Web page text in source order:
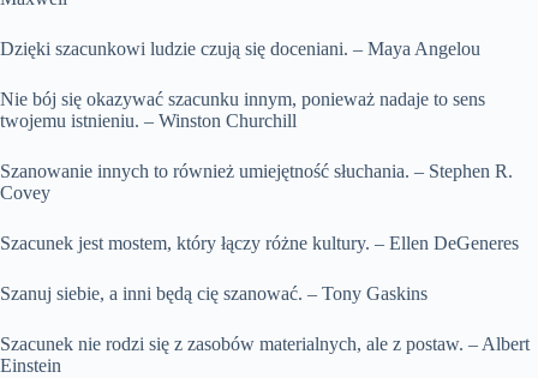
Dzięki szacunkowi ludzie czują się doceniani. – Maya Angelou
Nie bój się okazywać szacunku innym, ponieważ nadaje to sens
twojemu istnieniu. – Winston Churchill
Szanowanie innych to również umiejętność słuchania. – Stephen R.
Covey
Szacunek jest mostem, który łączy różne kultury. – Ellen DeGeneres
Szanuj siebie, a inni będą cię szanować. – Tony Gaskins
Szacunek nie rodzi się z zasobów materialnych, ale z postaw. – Albert
Einstein